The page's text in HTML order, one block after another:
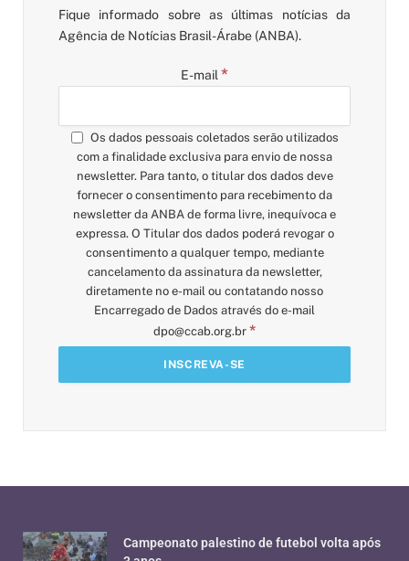
Fique informado sobre as últimas notícias da
Agência de Notícias Brasil-Árabe (ANBA).
E-mail *
Os dados pessoais coletados serão utilizados
com a finalidade exclusiva para envio de nossa
newsletter. Para tanto, o titular dos dados deve
fornecer o consentimento para recebimento da
newsletter da ANBA de forma livre, inequívoca e
expressa. O Titular dos dados poderá revogar o
consentimento a qualquer tempo, mediante
cancelamento da assinatura da newsletter,
diretamente no e-mail ou contatando nosso
Encarregado de Dados através do e-mail
dpo@ccab.org.br *
Campeonato palestino de futebol volta após